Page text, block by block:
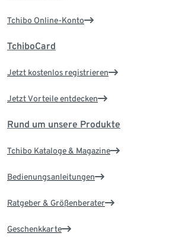
Tchibo Online-Konto
TchiboCard
Jetzt kostenlos registrieren
Jetzt Vorteile entdecken
Rund um unsere Produkte
Tchibo Kataloge & Magazine
Bedienungsanleitungen
Ratgeber & Größenberater
Geschenkkarte